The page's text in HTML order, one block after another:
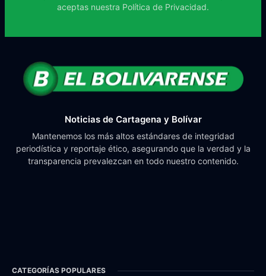
aceptas nuestra Política de Privacidad.
Noticias de Cartagena y Bolívar
Mantenemos los más altos estándares de integridad
periodística y reportaje ético, asegurando que la verdad y la
transparencia prevalezcan en todo nuestro contenido.
CATEGORÍAS POPULARES